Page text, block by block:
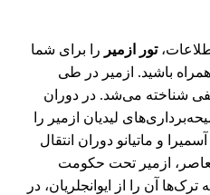
تور ازمیر را برای شما
باشید. ازمیر در طی
شناخته می‌شد. در دوران
لیدیان ازمیر را
و‌ ماتیانو دوران انتقال
ازمیر تحت حکومت
آن را از ایوانجلریان، در